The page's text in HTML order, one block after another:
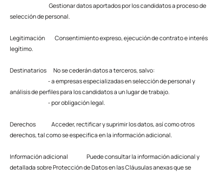
Gestionar datos aportados por los candidatos a proceso de
selección de personal.
Legitimación Consentimiento expreso, ejecución de contrato e interés
legítimo.
Destinatarios No se cederán datos a terceros, salvo:
- a empresas especializadas en selección de personal y
análisis de perfiles para los candidatos a un lugar de trabajo.
- por obligación legal.
Derechos Acceder, rectificar y suprimir los datos, así como otros
derechos, tal como se especifica en la información adicional.
Información adicional Puede consultar la información adicional y
detallada sobre Protección de Datos en las Cláusulas anexas que se